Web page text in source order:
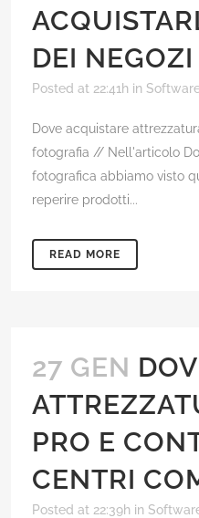
DEI
Posted at 22:41h in
Dove acquistare
fotografia // Nell'articolo
fotografica abbiamo visto
reperire prodotti...
READ MORE
27 GEN
PRO E
CENTRI
Posted at 22:39h in